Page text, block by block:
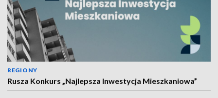
REGIONY
Rusza Konkurs „Najlepsza Inwestycja Mieszkaniowa”